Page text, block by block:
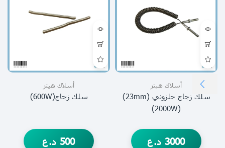
أسلاك هيتر
سلك زجاج حلزوني (23mm)
(2000W)
3000 د.ع
أسلاك هيتر
سلك زجاج(600W)
500 د.ع